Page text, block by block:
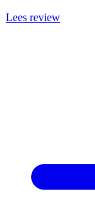
Lees review